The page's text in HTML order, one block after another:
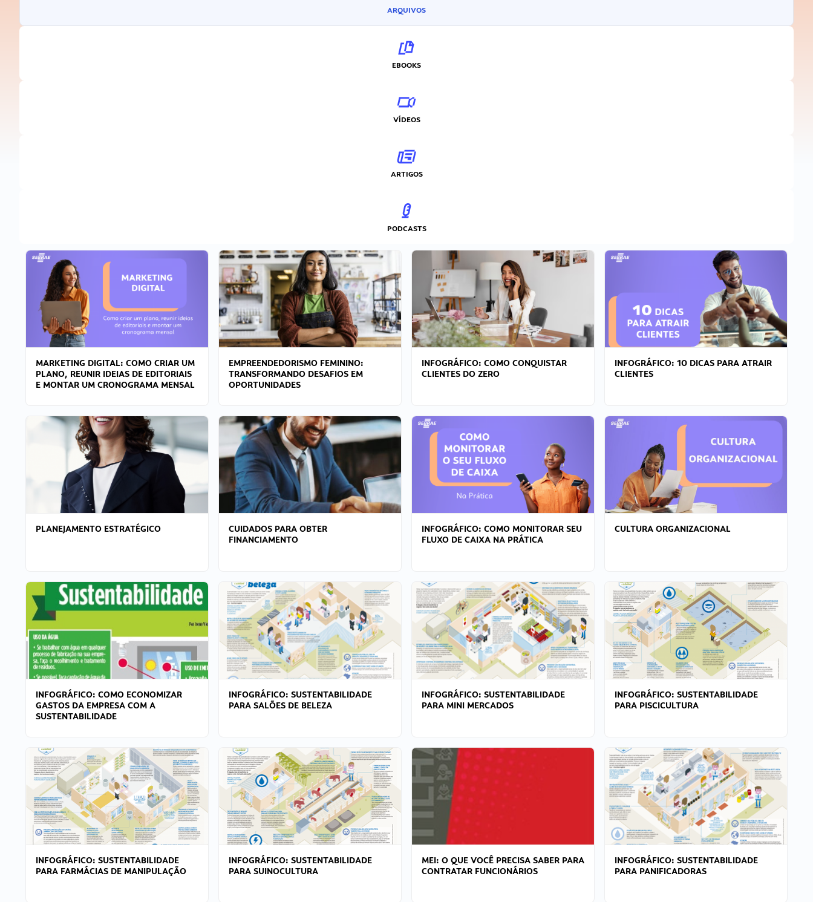
ARQUIVOS
EBOOKS
VÍDEOS
ARTIGOS
PODCASTS
MARKETING DIGITAL: COMO CRIAR UM
PLANO, REUNIR IDEIAS DE EDITORIAIS
E MONTAR UM CRONOGRAMA MENSAL
EMPREENDEDORISMO FEMININO:
TRANSFORMANDO DESAFIOS EM
OPORTUNIDADES
INFOGRÁFICO: COMO CONQUISTAR
CLIENTES DO ZERO
INFOGRÁFICO: 10 DICAS PARA ATRAIR
CLIENTES
PLANEJAMENTO ESTRATÉGICO
CUIDADOS PARA OBTER
FINANCIAMENTO
INFOGRÁFICO: COMO MONITORAR SEU
FLUXO DE CAIXA NA PRÁTICA
CULTURA ORGANIZACIONAL
INFOGRÁFICO: COMO ECONOMIZAR
GASTOS DA EMPRESA COM A
SUSTENTABILIDADE
INFOGRÁFICO: SUSTENTABILIDADE
PARA SALÕES DE BELEZA
INFOGRÁFICO: SUSTENTABILIDADE
PARA MINI MERCADOS
INFOGRÁFICO: SUSTENTABILIDADE
PARA PISCICULTURA
INFOGRÁFICO: SUSTENTABILIDADE
PARA FARMÁCIAS DE MANIPULAÇÃO
INFOGRÁFICO: SUSTENTABILIDADE
PARA SUINOCULTURA
MEI: O QUE VOCÊ PRECISA SABER PARA
CONTRATAR FUNCIONÁRIOS
INFOGRÁFICO: SUSTENTABILIDADE
PARA PANIFICADORAS